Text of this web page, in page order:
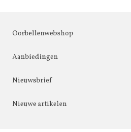
Oorbellenwebshop
Aanbiedingen
Nieuwsbrief
Nieuwe artikelen